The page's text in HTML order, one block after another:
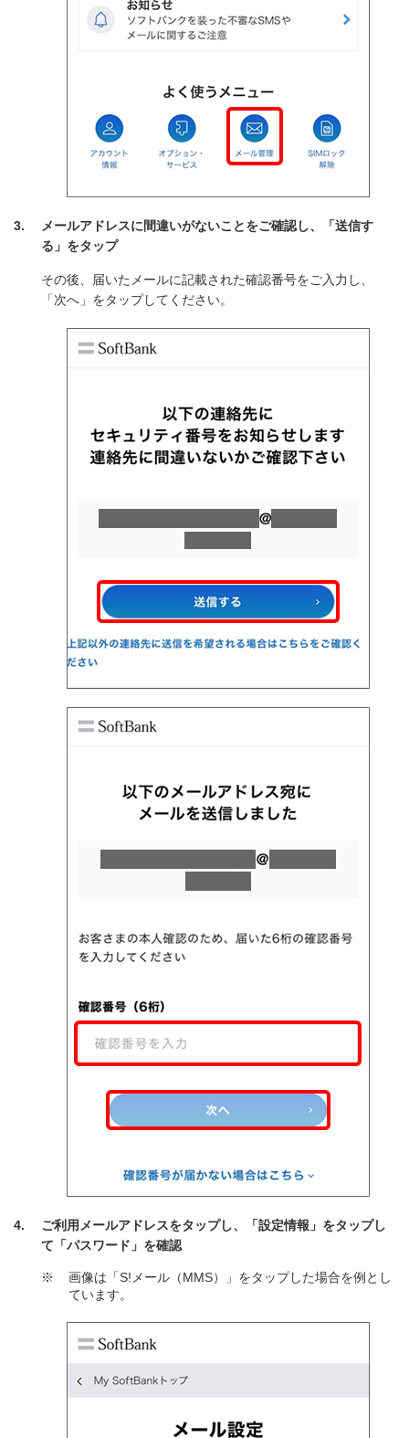
メールアドレスに間違いがないことをご確認し、「送信す
る」をタップ
その後、届いたメールに記載された確認番号をご入力し、
「次へ」をタップしてください。
ご利用メールアドレスをタップし、「設定情報」をタップし
て「パスワード」を確認
※
画像は「S!メール（MMS）」をタップした場合を例とし
ています。